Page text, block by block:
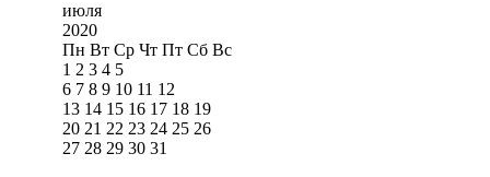
июля
2020
Пн Вт Ср Чт Пт Сб Вс
1 2 3 4 5
6 7 8 9 10 11 12
13 14 15 16 17 18 19
20 21 22 23 24 25 26
27 28 29 30 31